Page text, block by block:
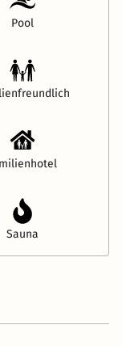
Pool
Sauna